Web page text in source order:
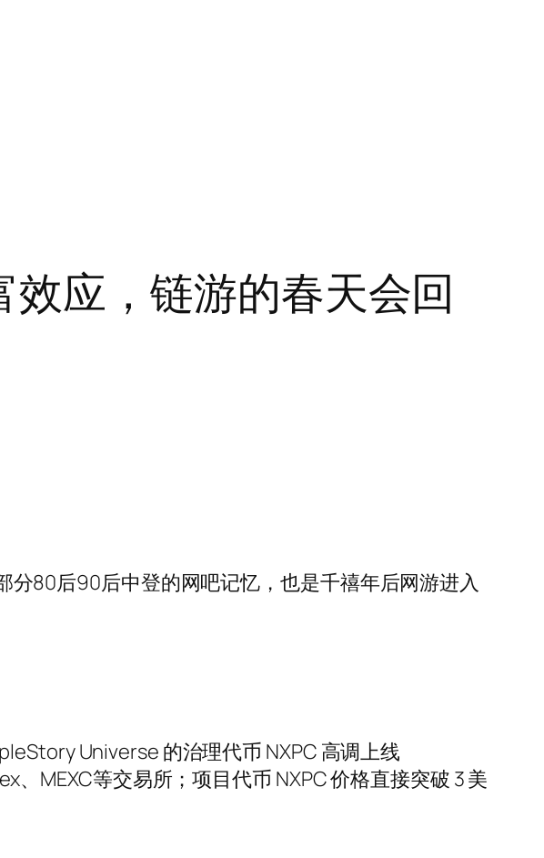
效应，链游的春天会回
分80后90后中登的网吧记忆，也是千禧年后网游进入
Universe 的治理代币 NXPC 高调上线
MEXC等交易所；项目代币 NXPC 价格直接突破 3 美